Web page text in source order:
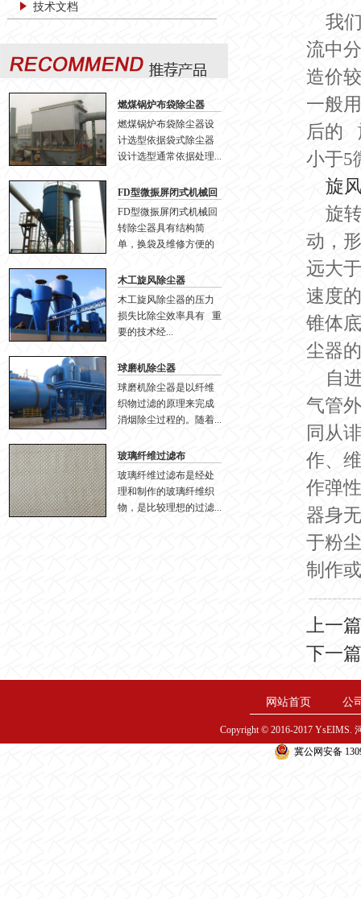
技术文档
燃煤锅炉布袋除尘器
燃煤锅炉布袋除尘器设
计选型依据袋式除尘器
设计选型通常依据处理...
FD型微振屏闭式机械回
转除尘器
FD型微振屏闭式机械回
转除尘器具有结构简
单，换袋及维修方便的
木工旋风除尘器
木工旋风除尘器的压力
损失比除尘效率具有 重
要的技术经...
球磨机除尘器
球磨机除尘器是以纤维
织物过滤的原理来完成
消烟除尘过程的。随着...
玻璃纤维过滤布
玻璃纤维过滤布是经处
理和制作的玻璃纤维织
物，是比较理想的过滤...
我
流中
造价
一般
后的
小于5
旋
旋
动，
远大
速度
锥体
尘器
自
气管
同从
作、
作弹
器身
于粉
制作
上一
下一
网站首页 公
Copyright © 2016-2017
冀公网安备